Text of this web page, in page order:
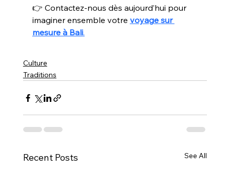
👉 Contactez-nous dès aujourd’hui pour
imaginer ensemble votre voyage sur
mesure à Bali.
Culture
Traditions
Recent Posts See All